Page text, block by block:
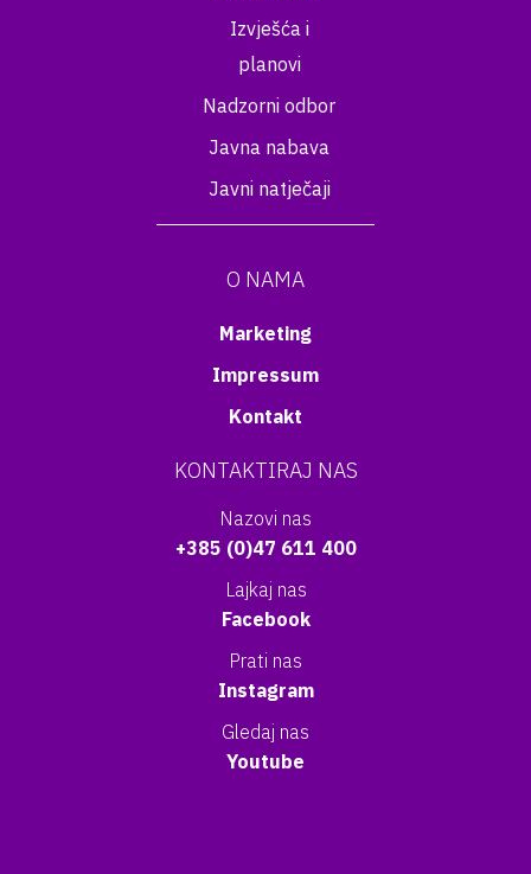
Izvješća i
planovi
Nadzorni odbor
Javna nabava
Javni natječaji
O NAMA
Marketing
Impressum
Kontakt
KONTAKTIRAJ NAS
Nazovi nas
+385 (0)47 611 400
Lajkaj nas
Facebook
Prati nas
Instagram
Gledaj nas
Youtube